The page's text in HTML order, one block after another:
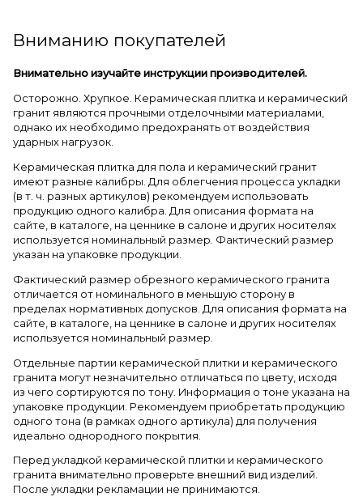
Вниманию покупателей
Внимательно изучайте инструкции производителей.
Осторожно. Хрупкое. Керамическая плитка и керамический
гранит являются прочными отделочными материалами,
однако их необходимо предохранять от воздействия
ударных нагрузок.
Керамическая плитка для пола и керамический гранит
имеют разные калибры. Для облегчения процесса укладки
(в т. ч. разных артикулов) рекомендуем использовать
продукцию одного калибра. Для описания формата на
сайте, в каталоге, на ценнике в салоне и других носителях
используется номинальный размер. Фактический размер
указан на упаковке продукции.
Фактический размер обрезного керамического гранита
отличается от номинального в меньшую сторону в
пределах нормативных допусков. Для описания формата на
сайте, в каталоге, на ценнике в салоне и других носителях
используется номинальный размер.
Отдельные партии керамической плитки и керамического
гранита могут незначительно отличаться по цвету, исходя
из чего сортируются по тону. Информация о тоне указана на
упаковке продукции. Рекомендуем приобретать продукцию
одного тона (в рамках одного артикула) для получения
идеально однородного покрытия.
Перед укладкой керамической плитки и керамического
гранита внимательно проверьте внешний вид изделий.
После укладки рекламации не принимаются.